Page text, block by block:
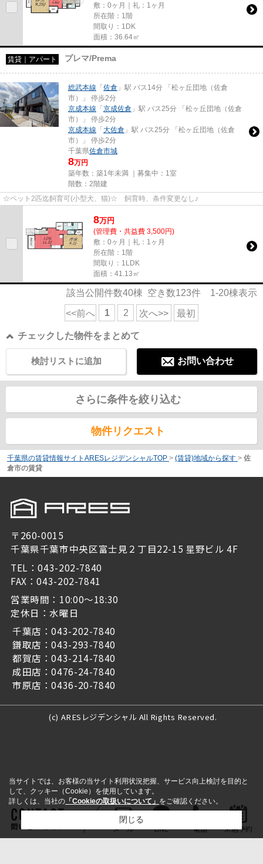
敷：0ヶ月｜礼：1ヶ月
所在階：1階
間取り：1DK
面積：36.64㎡
賃貸｜アパート プレマ/Prema
総武本線 「 佐倉 」駅 バス14分 「松ヶ丘団地（佐倉
市）」 停歩2分
京成本線 「 京成佐倉 」駅 バス25分 「松ヶ丘団地（佐倉
市）」 停歩2分
京成本線 「 大佐倉 」駅 バス25分 「松ヶ丘団地（佐倉
市）」 停歩2分
千葉県佐倉市城
8万円
築年数：築1年未満 ｜募集中： 1室
階数：2階建
☆ペット2匹迄飼育可(小型犬、猫)☆ 飼育時、条件変更なし♪
8万円
(管理費・共益費 3,500円)
敷：0ヶ月｜礼：1ヶ月
所在階：1階
間取り：1LDK
面積：41.13㎡
該当公開件数40棟 空き数123件 1-20棟表示
<<前へ 1 2 次へ>> 最初
チェックした物件をまとめて
お問い合わせ
検討リストに追加
さらに条件を絞り込む
物件リクエスト
千葉県の賃貸情報サイトARESレジデンシャルTOP > (賃貸)地域から探す > 佐
倉市の賃貸
〒260-0015
千葉県千葉市中央区富士見２丁目22-15 星野ビル 4F
TEL：043-202-7840
FAX：043-202-7841
営業時間：10:00～18:30
定休日：水曜日
千葉店：043-202-7840
鎌取店：043-293-7840
都賀店：043-214-7840
成田店：0476-24-7840
市原店：0436-20-7840
(c) ARESレジデンシャル All Rights Reserved.
問い合わせをする メール LINE 電話 来店予約
当サイトでは、お客様の当サイト利用状況把握、サービス向上検討を目的と
して、クッキー（Cookie）を使用しています。
詳しくは、当社の 「Cookieの取扱いについて」 をご確認ください。
閉じる